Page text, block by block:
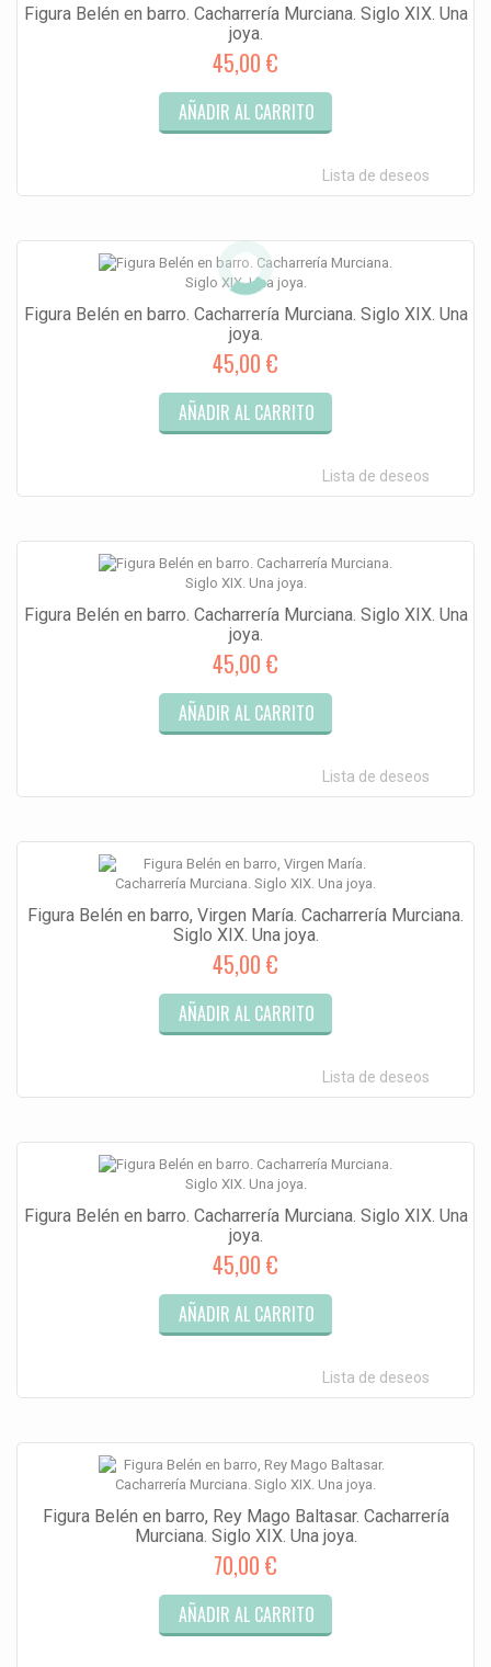
Figura Belén en barro. Cacharrería Murciana. Siglo XIX. Una
joya.
45,00 €
AÑADIR AL CARRITO
Lista de deseos
Figura Belén en barro. Cacharrería Murciana. Siglo XIX. Una
joya.
45,00 €
AÑADIR AL CARRITO
Lista de deseos
Figura Belén en barro. Cacharrería Murciana. Siglo XIX. Una
joya.
45,00 €
AÑADIR AL CARRITO
Lista de deseos
Figura Belén en barro, Virgen María. Cacharrería Murciana.
Siglo XIX. Una joya.
45,00 €
AÑADIR AL CARRITO
Lista de deseos
Figura Belén en barro. Cacharrería Murciana. Siglo XIX. Una
joya.
45,00 €
AÑADIR AL CARRITO
Lista de deseos
Figura Belén en barro, Rey Mago Baltasar. Cacharrería
Murciana. Siglo XIX. Una joya.
70,00 €
AÑADIR AL CARRITO